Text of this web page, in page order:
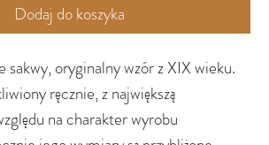
Dodaj do koszyka
sakwy, oryginalny wzór z XIX wieku.
ręcznie, z największą
na charakter wyrobu